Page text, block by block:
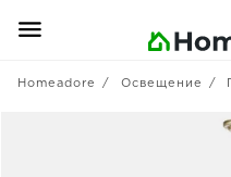
Homeadore Освещение